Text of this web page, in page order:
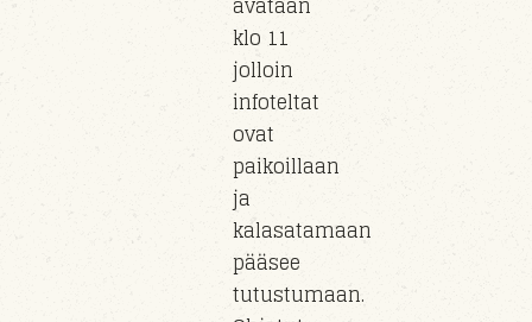
klo 11
jolloin
infoteltat
ovat
paikoillaan
ja
kalasatamaan
pääsee
tutustumaan.